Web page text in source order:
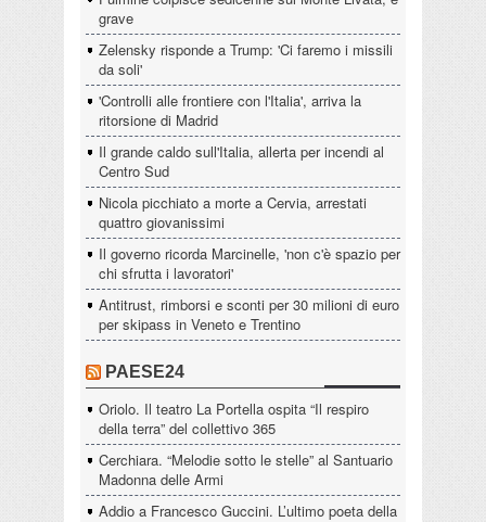
grave
Zelensky risponde a Trump: 'Ci faremo i missili
da soli'
'Controlli alle frontiere con l'Italia', arriva la
ritorsione di Madrid
Il grande caldo sull'Italia, allerta per incendi al
Centro Sud
Nicola picchiato a morte a Cervia, arrestati
quattro giovanissimi
Il governo ricorda Marcinelle, 'non c'è spazio per
chi sfrutta i lavoratori'
Antitrust, rimborsi e sconti per 30 milioni di euro
per skipass in Veneto e Trentino
PAESE24
Oriolo. Il teatro La Portella ospita “Il respiro
della terra” del collettivo 365
Cerchiara. “Melodie sotto le stelle” al Santuario
Madonna delle Armi
Addio a Francesco Guccini. L’ultimo poeta della